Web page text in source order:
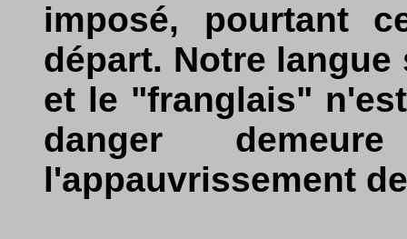
imposé, pourtant
départ. Notre
et le "franglais"
danger
l'appauvrissement